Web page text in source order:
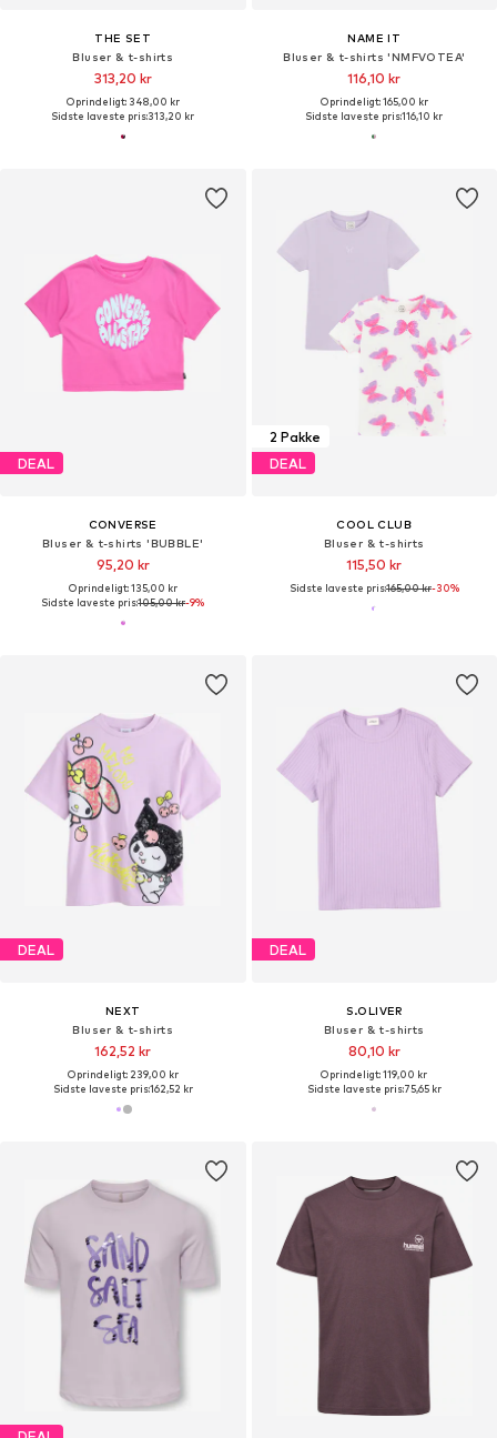
THE SET
Bluser & t-shirts
313,20 kr
Oprindeligt: 348,00 kr
Sidste laveste pris:313,20 kr
NAME IT
Bluser & t-shirts 'NMFVOTEA'
116,10 kr
Oprindeligt: 165,00 kr
Sidste laveste pris:116,10 kr
DEAL
CONVERSE
Bluser & t-shirts 'BUBBLE'
95,20 kr
Oprindeligt: 135,00 kr
Sidste laveste pris:105,00 kr-9%
2 Pakke
DEAL
COOL CLUB
Bluser & t-shirts
115,50 kr
Sidste laveste pris:165,00 kr-30%
DEAL
NEXT
Bluser & t-shirts
162,52 kr
Oprindeligt: 239,00 kr
Sidste laveste pris:162,52 kr
DEAL
S.OLIVER
Bluser & t-shirts
80,10 kr
Oprindeligt: 119,00 kr
Sidste laveste pris:75,65 kr